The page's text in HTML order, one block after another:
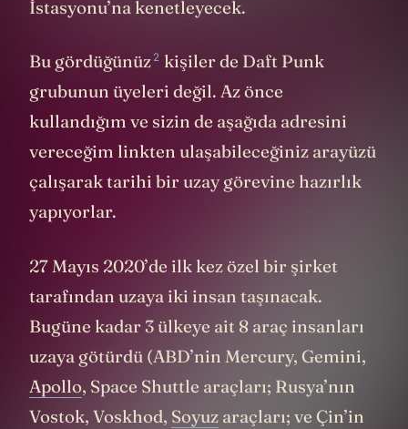
İstasyonu’na kenetleyecek.
Bu gördüğünüz2 kişiler de Daft Punk
grubunun üyeleri değil. Az önce
kullandığım ve sizin de aşağıda adresini
vereceğim linkten ulaşabileceğiniz arayüzü
çalışarak tarihi bir uzay görevine hazırlık
yapıyorlar.
27 Mayıs 2020’de ilk kez özel bir şirket
tarafından uzaya iki insan taşınacak.
Bugüne kadar 3 ülkeye ait 8 araç insanları
uzaya götürdü (ABD’nin Mercury, Gemini,
Apollo, Space Shuttle araçları; Rusya’nın
Vostok, Voskhod, Soyuz araçları; ve Çin’in